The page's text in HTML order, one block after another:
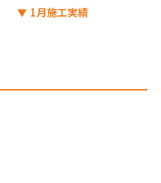
1月施工実績